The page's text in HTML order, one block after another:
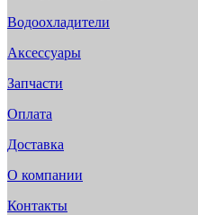
Водоохладители
Аксессуары
Запчасти
Оплата
Доставка
О компании
Контакты